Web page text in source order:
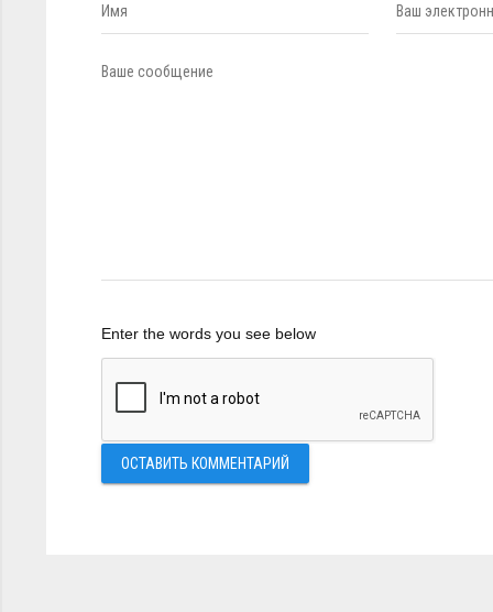
Enter the words you see below